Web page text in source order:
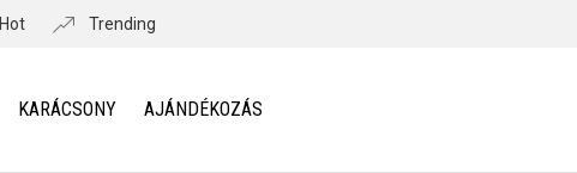
Hot Trending
KARÁCSONY AJÁNDÉKOZÁS